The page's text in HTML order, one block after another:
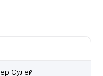
Сулей